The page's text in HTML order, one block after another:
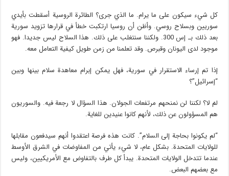
كل شيء سيكون على ما يرام. ما الذي جرى؟ الطائرة الروسية أسقطت بأيدي
سوريين وبسلاح روسي. وأظن أن روسيا ارتكبت خطأ في قرارها تزويد سورية
بعد ذلك بـ إس 300. ولكننا سنتغلب على ذلك. هذا السلاح ليس جديدا. فهو
موجود لدى اليونان وقبرص. وقد تعلمنا من زمن طويل كيفية التعامل معه.
إذا تم إرساء الاستقرار في سورية، فهل يمكن إبرام معاهدة سلام بينها وبين
“إسرائيل”؟
لمَ لا؟ لكننا لن نمنحهم مرتفعات الجولان. هذا السؤال لا رجعة فيه. والسوريون
هم المسؤولون عن ذلك، لأنهم كانوا عنيدين للغاية.
“لم يكونوا بحاجة إلى السلام”. كانت هذه فرصة اعتقدوا أنهم سيدفعون مقابلها
للولايات المتحدة. بشكل عام، لا شيء يأتي من المفاوضات في الشرق الأوسط
عندما تتدخل الولايات المتحدة. يبدأ كل طرف بالتفاوض مع الأمريكيين، وليس
مع بعضهم البعض.